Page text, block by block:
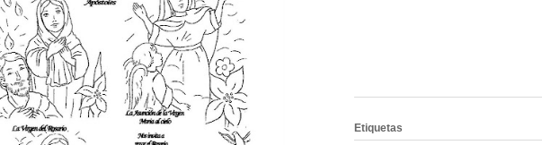
Etiquetas